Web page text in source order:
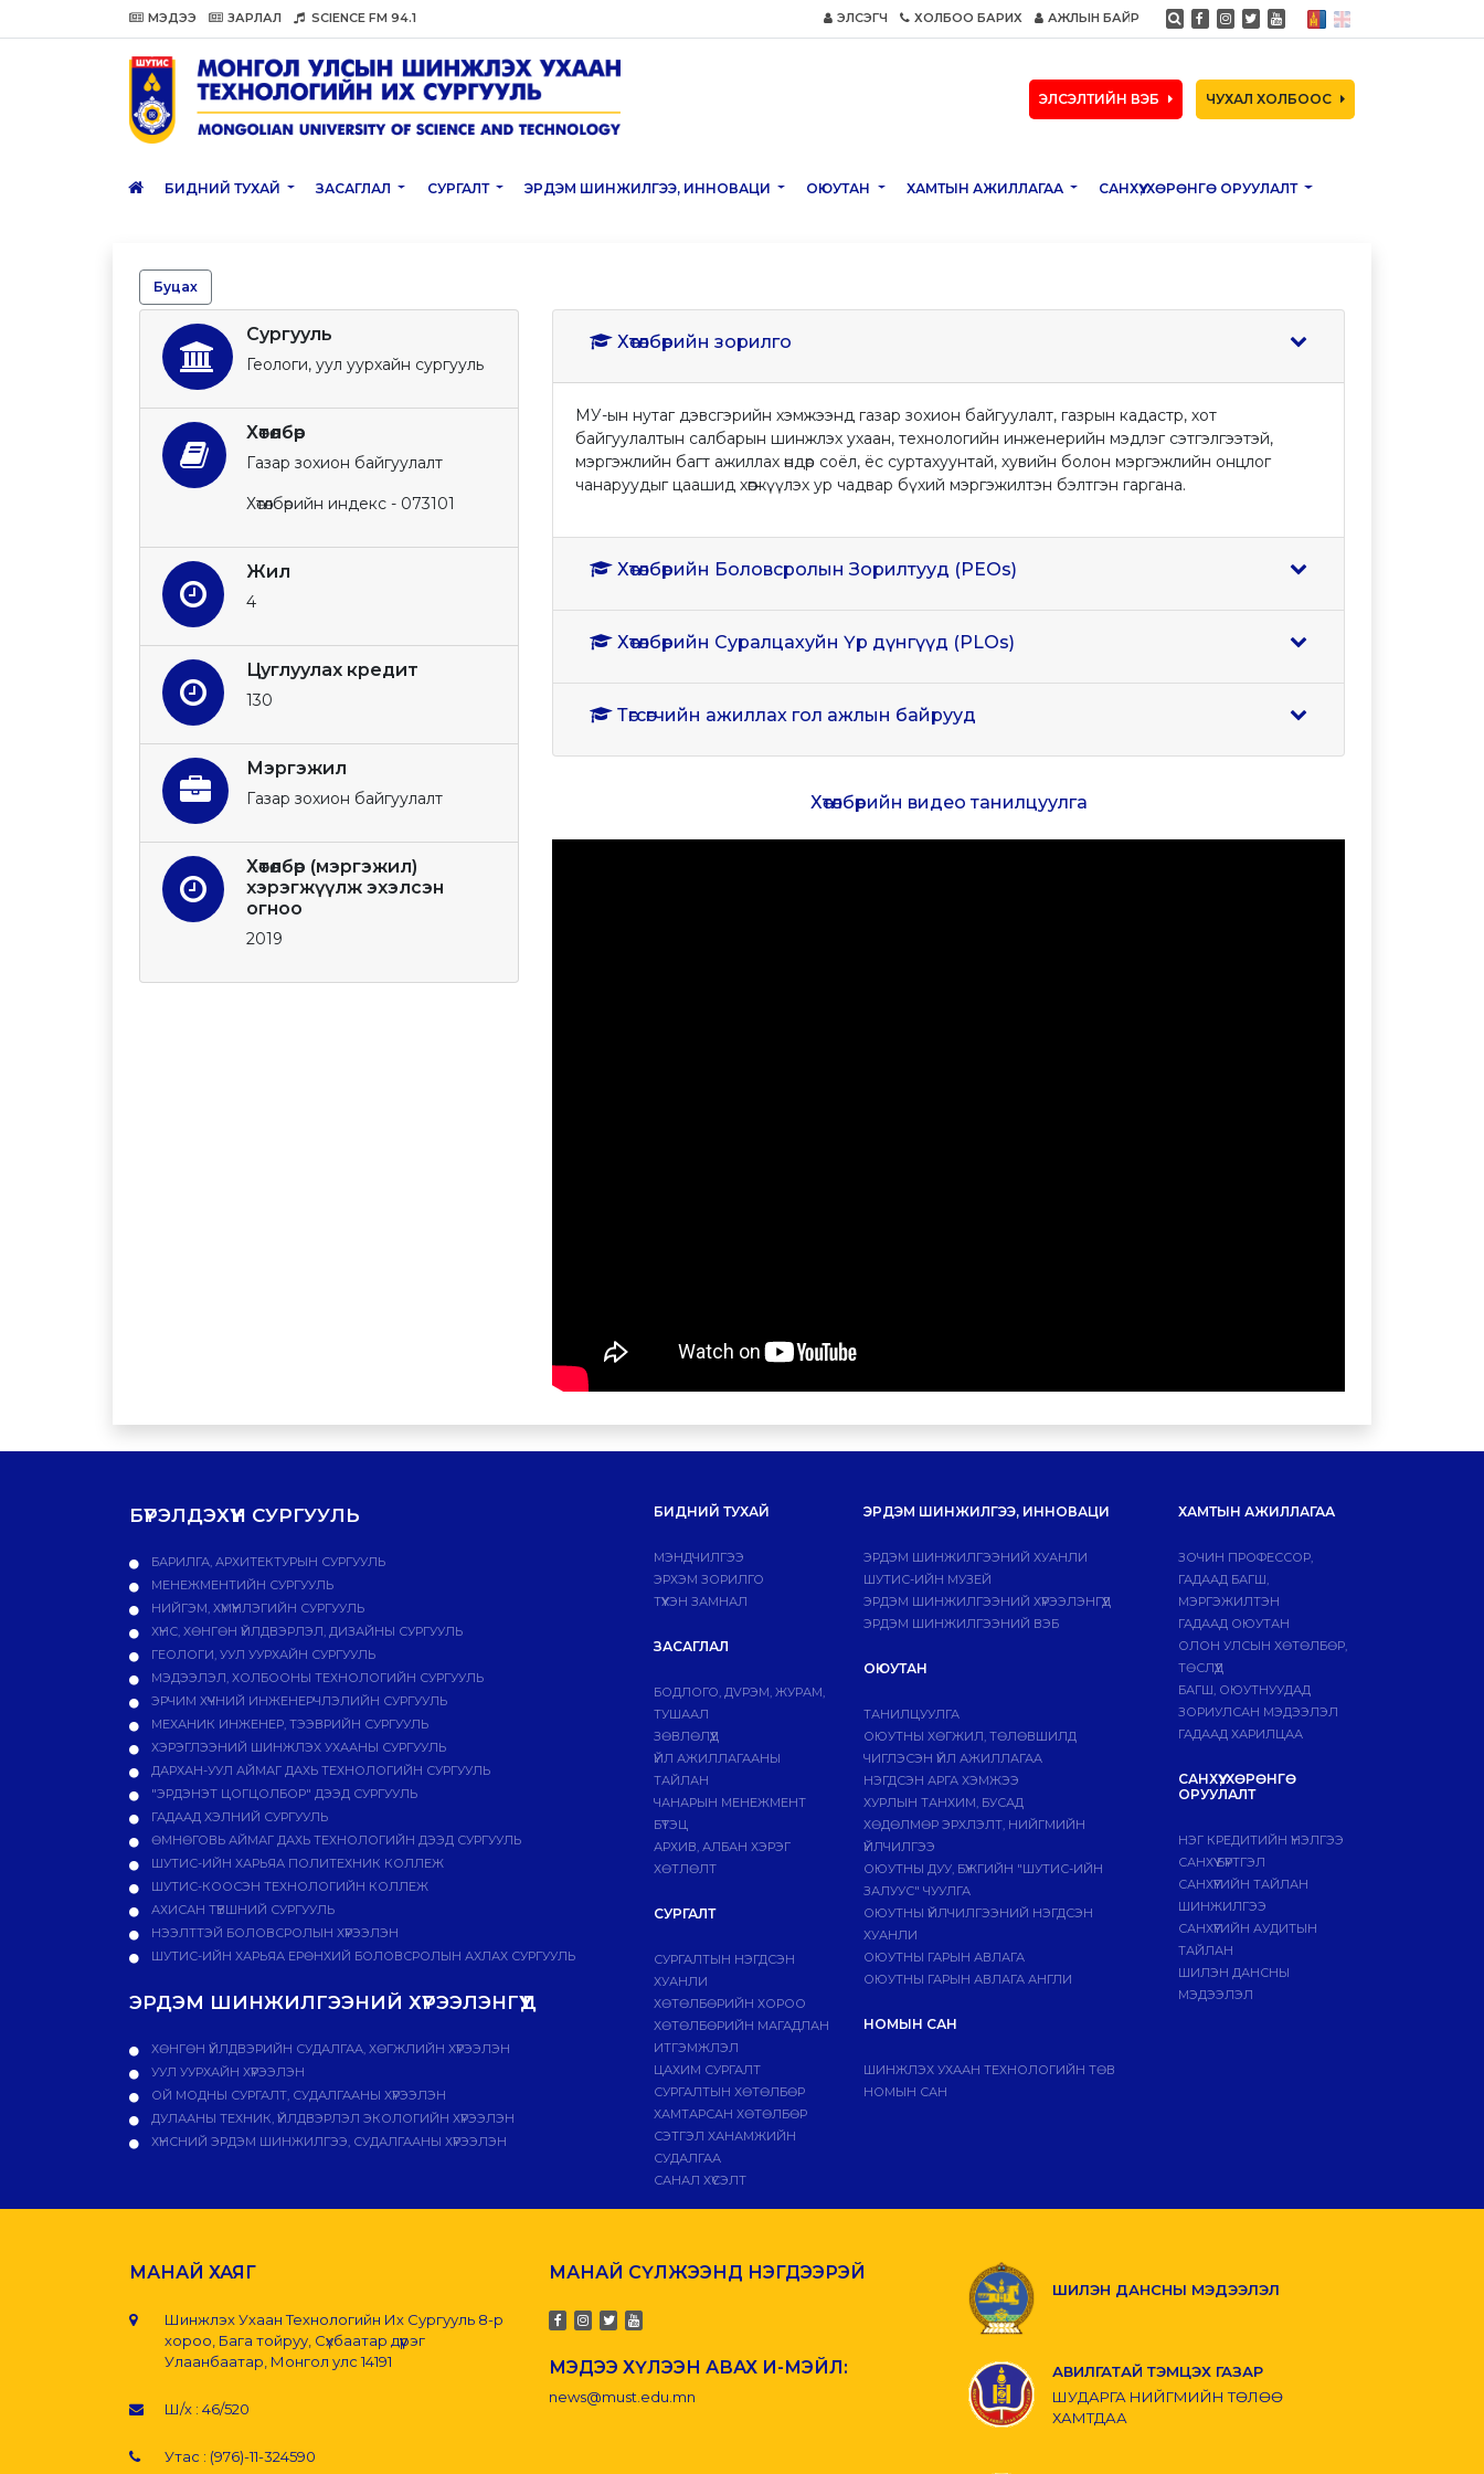
МЭДЭЭ ЗАРЛАЛ SCIENCE FM 94.1 ЭЛСЭГЧ ХОЛБОО БАРИХ АЖЛЫН БАЙР
ЭЛСЭЛТИЙН ВЭБ ЧУХАЛ ХОЛБООС
БИДНИЙ ТУХАЙ ЗАСАГЛАЛ СУРГАЛТ ЭРДЭМ ШИНЖИЛГЭЭ, ИННОВАЦИ ОЮУТАН ХАМТЫН АЖИЛЛАГАА САНХҮҮ, ХӨРӨНГӨ ОРУУЛАЛТ
Буцах
Сургууль
Геологи, уул уурхайн сургууль
Хөтөлбөр
Газар зохион байгуулалт
Хөтөлбөрийн индекс - 073101
Жил
4
Цуглуулах кредит
130
Мэргэжил
Газар зохион байгуулалт
Хөтөлбөр (мэргэжил)
хэрэгжүүлж эхэлсэн
огноо
2019
Хөтөлбөрийн зорилго
МУ-ын нутаг дэвсгэрийн хэмжээнд газар зохион байгуулалт, газрын кадастр, хот
байгуулалтын салбарын шинжлэх ухаан, технологийн инженерийн мэдлэг сэтгэлгээтэй,
мэргэжлийн багт ажиллах өндөр соёл, ёс суртахуунтай, хувийн болон мэргэжлийн онцлог
чанаруудыг цаашид хөгжүүлэх ур чадвар бүхий мэргэжилтэн бэлтгэн гаргана.
Хөтөлбөрийн Боловсролын Зорилтууд (PEOs)
Хөтөлбөрийн Суралцахуйн Үр дүнгүүд (PLOs)
Төгсөгчийн ажиллах гол ажлын байрууд
Хөтөлбөрийн видео танилцуулга
БҮРЭЛДЭХҮҮН СУРГУУЛЬ
БАРИЛГА, АРХИТЕКТУРЫН СУРГУУЛЬ
МЕНЕЖМЕНТИЙН СУРГУУЛЬ
НИЙГЭМ, ХҮМҮҮНЛЭГИЙН СУРГУУЛЬ
ХҮНС, ХӨНГӨН ҮЙЛДВЭРЛЭЛ, ДИЗАЙНЫ СУРГУУЛЬ
ГЕОЛОГИ, УУЛ УУРХАЙН СУРГУУЛЬ
МЭДЭЭЛЭЛ, ХОЛБООНЫ ТЕХНОЛОГИЙН СУРГУУЛЬ
ЭРЧИМ ХҮЧНИЙ ИНЖЕНЕРЧЛЭЛИЙН СУРГУУЛЬ
МЕХАНИК ИНЖЕНЕР, ТЭЭВРИЙН СУРГУУЛЬ
ХЭРЭГЛЭЭНИЙ ШИНЖЛЭХ УХААНЫ СУРГУУЛЬ
ДАРХАН-УУЛ АЙМАГ ДАХЬ ТЕХНОЛОГИЙН СУРГУУЛЬ
"ЭРДЭНЭТ ЦОГЦОЛБОР" ДЭЭД СУРГУУЛЬ
ГАДААД ХЭЛНИЙ СУРГУУЛЬ
ӨМНӨГОВЬ АЙМАГ ДАХЬ ТЕХНОЛОГИЙН ДЭЭД СУРГУУЛЬ
ШУТИС-ИЙН ХАРЬЯА ПОЛИТЕХНИК КОЛЛЕЖ
ШУТИС-КООСЭН ТЕХНОЛОГИЙН КОЛЛЕЖ
АХИСАН ТҮВШНИЙ СУРГУУЛЬ
НЭЭЛТТЭЙ БОЛОВСРОЛЫН ХҮРЭЭЛЭН
ШУТИС-ИЙН ХАРЬЯА ЕРӨНХИЙ БОЛОВСРОЛЫН АХЛАХ СУРГУУЛЬ
ЭРДЭМ ШИНЖИЛГЭЭНИЙ ХҮРЭЭЛЭНГҮҮД
ХӨНГӨН ҮЙЛДВЭРИЙН СУДАЛГАА, ХӨГЖЛИЙН ХҮРЭЭЛЭН
УУЛ УУРХАЙН ХҮРЭЭЛЭН
ОЙ МОДНЫ СУРГАЛТ, СУДАЛГААНЫ ХҮРЭЭЛЭН
ДУЛААНЫ ТЕХНИК, ҮЙЛДВЭРЛЭЛ ЭКОЛОГИЙН ХҮРЭЭЛЭН
ХҮНСНИЙ ЭРДЭМ ШИНЖИЛГЭЭ, СУДАЛГААНЫ ХҮРЭЭЛЭН
БИДНИЙ ТУХАЙ
МЭНДЧИЛГЭЭ
ЭРХЭМ ЗОРИЛГО
ТҮҮХЭН ЗАМНАЛ
ЗАСАГЛАЛ
БОДЛОГО, ДVРЭМ, ЖУРАМ,
ТУШААЛ
ЗӨВЛӨЛҮҮД
ҮЙЛ АЖИЛЛАГААНЫ
ТАЙЛАН
ЧАНАРЫН МЕНЕЖМЕНТ
БҮТЭЦ
АРХИВ, АЛБАН ХЭРЭГ
ХӨТЛӨЛТ
СУРГАЛТ
СУРГАЛТЫН НЭГДСЭН
ХУАНЛИ
ХӨТӨЛБӨРИЙН ХОРОО
ХӨТӨЛБӨРИЙН МАГАДЛАН
ИТГЭМЖЛЭЛ
ЦАХИМ СУРГАЛТ
СУРГАЛТЫН ХӨТӨЛБӨР
ХАМТАРСАН ХӨТӨЛБӨР
СЭТГЭЛ ХАНАМЖИЙН
СУДАЛГАА
САНАЛ ХҮСЭЛТ
ЭРДЭМ ШИНЖИЛГЭЭ, ИННОВАЦИ
ЭРДЭМ ШИНЖИЛГЭЭНИЙ ХУАНЛИ
ШУТИС-ИЙН МУЗЕЙ
ЭРДЭМ ШИНЖИЛГЭЭНИЙ ХҮРЭЭЛЭНГҮҮД
ЭРДЭМ ШИНЖИЛГЭЭНИЙ ВЭБ
ОЮУТАН
ТАНИЛЦУУЛГА
ОЮУТНЫ ХӨГЖИЛ, ТӨЛӨВШИЛД
ЧИГЛЭСЭН ҮЙЛ АЖИЛЛАГАА
НЭГДСЭН АРГА ХЭМЖЭЭ
ХУРЛЫН ТАНХИМ, БУСАД
ХӨДӨЛМӨР ЭРХЛЭЛТ, НИЙГМИЙН
ҮЙЛЧИЛГЭЭ
ОЮУТНЫ ДУУ, БҮЖГИЙН "ШУТИС-ИЙН
ЗАЛУУС" ЧУУЛГА
ОЮУТНЫ ҮЙЛЧИЛГЭЭНИЙ НЭГДСЭН
ХУАНЛИ
ОЮУТНЫ ГАРЫН АВЛАГА
ОЮУТНЫ ГАРЫН АВЛАГА АНГЛИ
НОМЫН САН
ШИНЖЛЭХ УХААН ТЕХНОЛОГИЙН ТӨВ
НОМЫН САН
ХАМТЫН АЖИЛЛАГАА
ЗОЧИН ПРОФЕССОР,
ГАДААД БАГШ,
МЭРГЭЖИЛТЭН
ГАДААД ОЮУТАН
ОЛОН УЛСЫН ХӨТӨЛБӨР,
ТӨСЛҮҮД
БАГШ, ОЮУТНУУДАД
ЗОРИУЛСАН МЭДЭЭЛЭЛ
ГАДААД ХАРИЛЦАА
САНХҮҮ, ХӨРӨНГӨ
ОРУУЛАЛТ
НЭГ КРЕДИТИЙН ҮНЭЛГЭЭ
САНХҮҮ БҮРТГЭЛ
САНХҮҮГИЙН ТАЙЛАН
ШИНЖИЛГЭЭ
САНХҮҮГИЙН АУДИТЫН
ТАЙЛАН
ШИЛЭН ДАНСНЫ
МЭДЭЭЛЭЛ
МАНАЙ ХАЯГ
Шинжлэх Ухаан Технологийн Их Сургууль 8-р
хороо, Бага тойруу, Сүхбаатар дүүрэг
Улаанбаатар, Монгол улс 14191
Ш/х : 46/520
Утас : (976)-11-324590
МАНАЙ СҮЛЖЭЭНД НЭГДЭЭРЭЙ
МЭДЭЭ ХҮЛЭЭН АВАХ И-МЭЙЛ:
news@must.edu.mn
ШИЛЭН ДАНСНЫ МЭДЭЭЛЭЛ
АВИЛГАТАЙ ТЭМЦЭХ ГАЗАР
ШУДАРГА НИЙГМИЙН ТӨЛӨӨ
ХАМТДАА